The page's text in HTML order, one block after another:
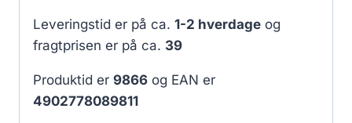
Leveringstid er på ca. 1-2 hverdage og
fragtprisen er på ca. 39
Produktid er 9866 og EAN er
4902778089811